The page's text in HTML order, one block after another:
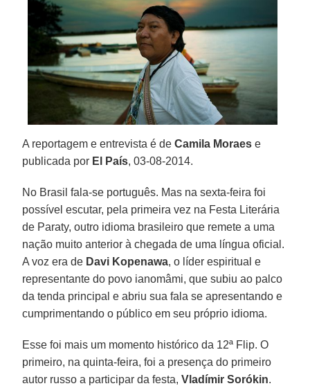
A reportagem e entrevista é deCamila Moraes e
publicada por El País, 03-08-2014.
No Brasil fala-se português. Mas na sexta-feira foi
possível escutar, pela primeira vez na Festa Literária
de Paraty, outro idioma brasileiro que remete a uma
nação muito anterior à chegada de uma língua oficial.
A voz era de Davi Kopenawa, o líder espiritual e
representante do povo ianomâmi, que subiu ao palco
da tenda principal e abriu sua fala se apresentando e
cumprimentando o público em seu próprio idioma.
Esse foi mais um momento histórico da 12ª Flip. O
primeiro, na quinta-feira, foi a presença do primeiro
autor russo a participar da festa,Vladímir Sorókin.